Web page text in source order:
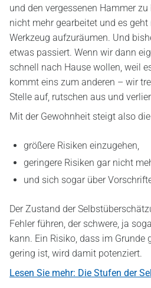
und den vergessenen Hammer
nicht mehr gearbeitet und es
Werkzeug aufzuräumen. Und
etwas passiert. Wenn wir dann
schnell nach Hause wollen, weil
kommt eins zum anderen – wir
Stelle auf, rutschen aus und
Mit der Gewohnheit steigt also
größere Risiken einzugehen,
geringere Risiken gar nicht
und sich sogar über
Der Zustand der
Fehler führen, der schwere, ja
kann. Ein Risiko, dass im Grunde
gering ist, wird damit potenziert.
Lesen Sie mehr: Die Stufen der